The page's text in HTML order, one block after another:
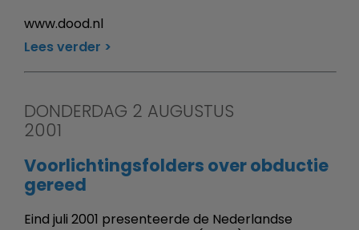
www.dood.nl
Lees verder
DONDERDAG 2 AUGUSTUS
2001
Voorlichtingsfolders over obductie
gereed
Eind juli 2001 presenteerde de Nederlandse